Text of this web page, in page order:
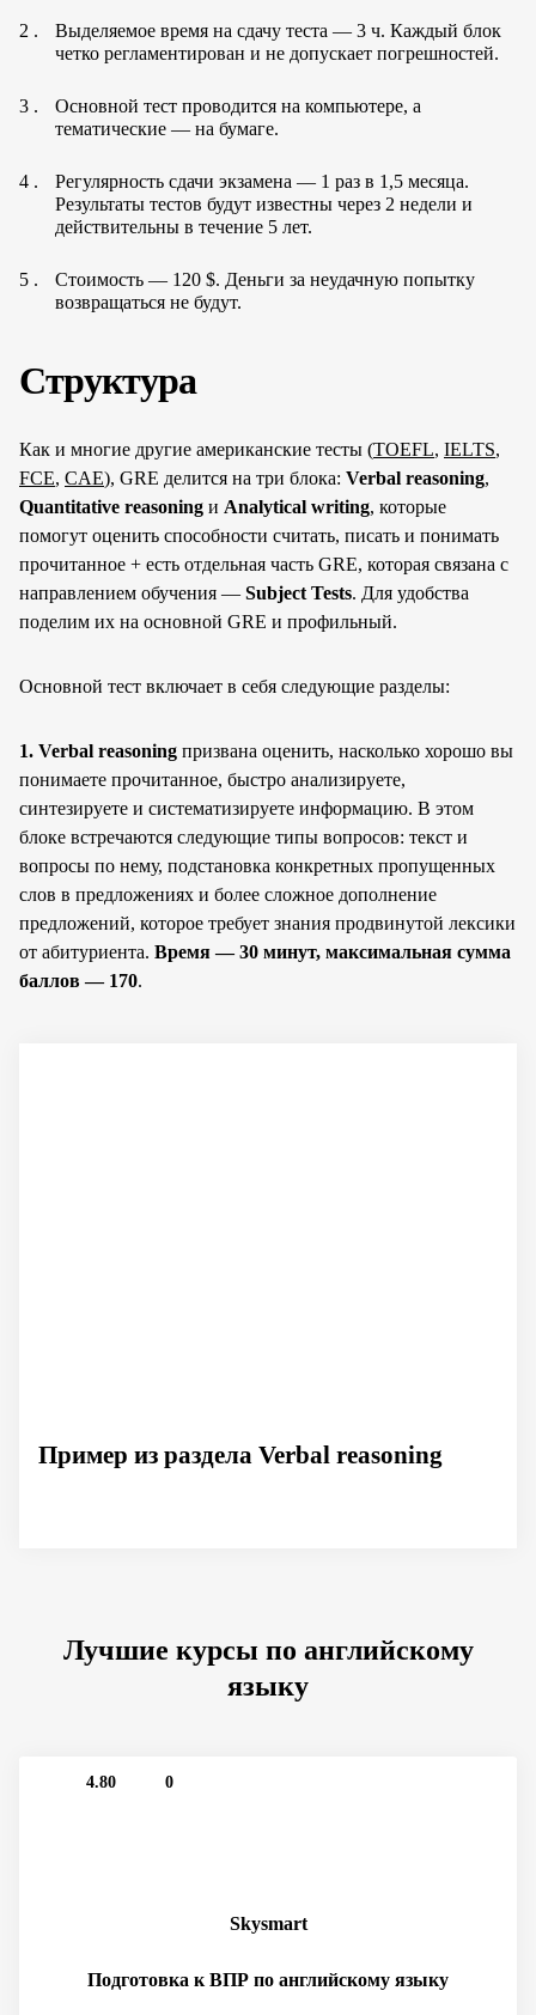
Выделяемое время на сдачу теста — 3 ч. Каждый блок
четко регламентирован и не допускает погрешностей.
Основной тест проводится на компьютере, а
тематические — на бумаге.
Регулярность сдачи экзамена — 1 раз в 1,5 месяца.
Результаты тестов будут известны через 2 недели и
действительны в течение 5 лет.
Стоимость — 120 $. Деньги за неудачную попытку
возвращаться не будут.
Структура
Как и многие другие американские тесты (TOEFL, IELTS,
FCE, CAE), GRE делится на три блока: Verbal reasoning,
Quantitative reasoning и Analytical writing, которые
помогут оценить способности считать, писать и понимать
прочитанное + есть отдельная часть GRE, которая связана с
направлением обучения — Subject Tests. Для удобства
поделим их на основной GRE и профильный.
Основной тест включает в себя следующие разделы:
1. Verbal reasoning призвана оценить, насколько хорошо вы
понимаете прочитанное, быстро анализируете,
синтезируете и систематизируете информацию. В этом
блоке встречаются следующие типы вопросов: текст и
вопросы по нему, подстановка конкретных пропущенных
слов в предложениях и более сложное дополнение
предложений, которое требует знания продвинутой лексики
от абитуриента. Время — 30 минут, максимальная сумма
баллов — 170.
Пример из раздела Verbal reasoning
Лучшие курсы по английскому
языку
4.80 0
Skysmart
Подготовка к ВПР по английскому языку